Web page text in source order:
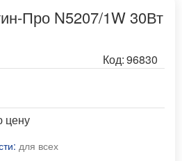
Про N5207/1W 30Вт
Код:96830
цену
для всех